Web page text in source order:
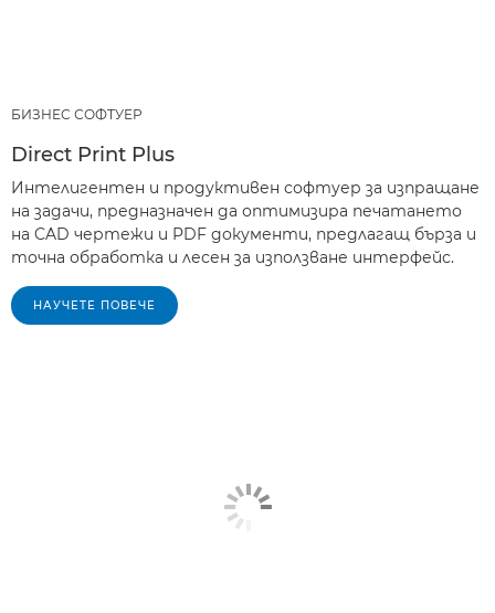
БИЗНЕС СОФТУЕР
Direct Print Plus
Интелигентен и продуктивен софтуер за изпращане
на задачи, предназначен да оптимизира печатането
на CAD чертежи и PDF документи, предлагащ бърза и
точна обработка и лесен за използване интерфейс.
НАУЧЕТЕ ПОВЕЧЕ